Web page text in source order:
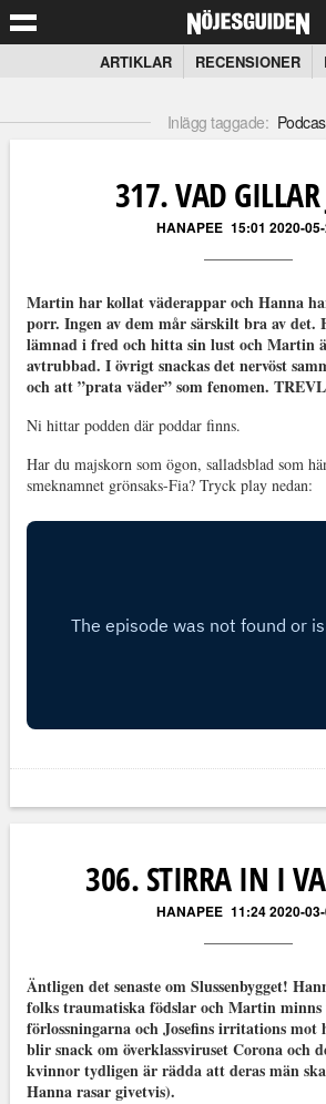
ARTIKLAR RECENSIONER
Inlägg taggade:
317. VAD GILLAR
HANAPEE 15:01 2020-
Martin har kollat väderappar och Hanna
porr. Ingen av dem mår särskilt bra av
lämnad i fred och hitta sin lust och Martin
avtrubbad. I övrigt snackas det nervöst
och att ”prata väder” som fenomen.
Ni hittar podden där poddar finns.
Har du majskorn som ögon, salladsblad som
smeknamnet grönsaks-Fia? Tryck play nedan:
306. STIRRA IN I
HANAPEE 11:24 2020-
Äntligen det senaste om Slussenbygget!
folks traumatiska födslar och Martin
förlossningarna och Josefins irritations mot
blir snack om överklassviruset Corona och
kvinnor tydligen är rädda att deras män
Hanna rasar givetvis).